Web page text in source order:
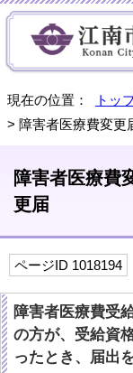
現在の位置： トッ
> 障害者医療費変更
障害者医療費
更届
ページID 1018194
障害者医療費受
の方が、受給資
ったとき、届出